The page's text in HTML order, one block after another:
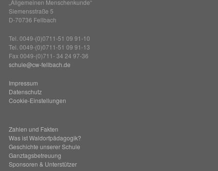
„Allgemeinen Menschenkunde“
Siemensstraße 5
D-70736 Fellbach
Tel. 0049-(0)0711-51 09 91-10
Tel. 0049-(0)0711-51 09 91-13
Fax 0049-(0)711- 34 24 97-36
schule@cw-fellbach.de
Impressum
Datenschutz
Cookie-Einstellungen
Zahlen und Fakten
Was ist Waldorfpädagogik?
Geschichte unserer Schule
Ganztagsbetreuung
Sponsoren & Unterstützer